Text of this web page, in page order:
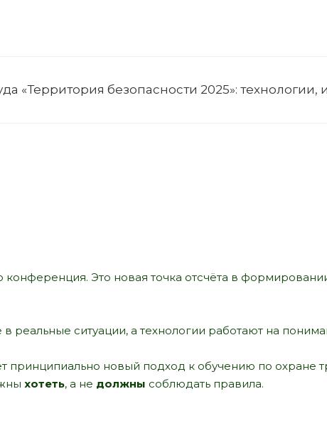
«Территория безопасности 2025»:
Это новая точка отсчёта в
ситуации, а технологии работают на
принципиально новый подход к обучению по охране
хотеть, а не должны соблюдать правила.